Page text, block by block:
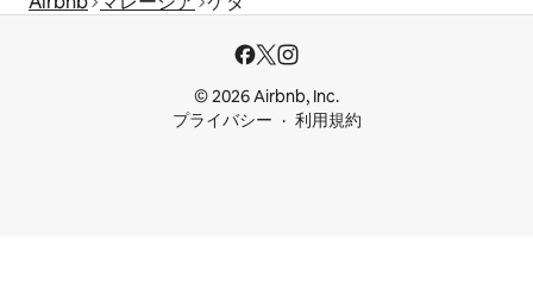
© 2026 Airbnb, Inc.
プライバシー
利用規約